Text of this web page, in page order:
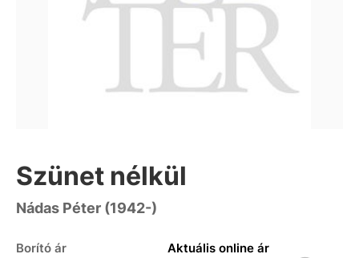
Szünet nélkül
Nádas Péter (1942-)
Borító ár Aktuális online ár